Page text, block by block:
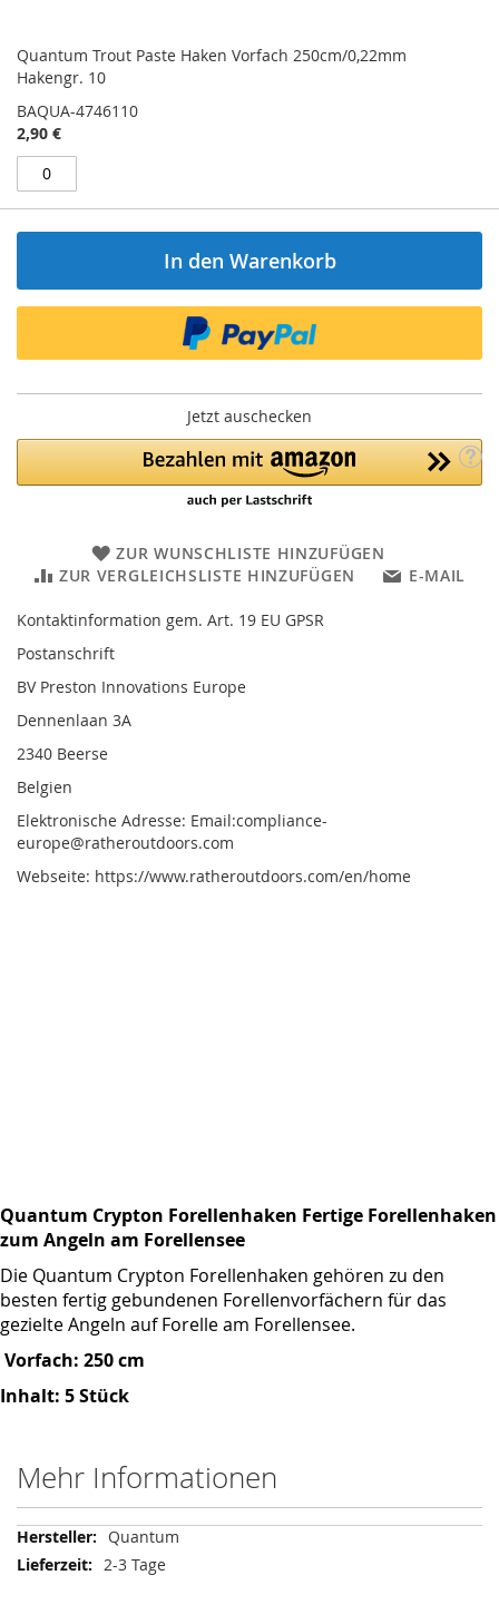
Quantum Trout Paste Haken Vorfach 250cm/0,22mm
Hakengr. 10
BAQUA-4746110
2,90 €
In den Warenkorb
Jetzt auschecken
ZUR WUNSCHLISTE HINZUFÜGEN
ZUR VERGLEICHSLISTE HINZUFÜGEN
E-MAIL
Kontaktinformation gem. Art. 19 EU GPSR
Postanschrift
BV Preston Innovations Europe
Dennenlaan 3A
2340 Beerse
Belgien
Elektronische Adresse: Email:compliance-
europe@ratheroutdoors.com
Webseite: https://www.ratheroutdoors.com/en/home
Quantum Crypton Forellenhaken Fertige Forellenhaken
zum Angeln am Forellensee
Die Quantum Crypton Forellenhaken gehören zu den
besten fertig gebundenen Forellenvorfächern für das
gezielte Angeln auf Forelle am Forellensee.
Vorfach: 250 cm
Inhalt: 5 Stück
Mehr Informationen
Mehr
Informationen
Quantum
2-3 Tage